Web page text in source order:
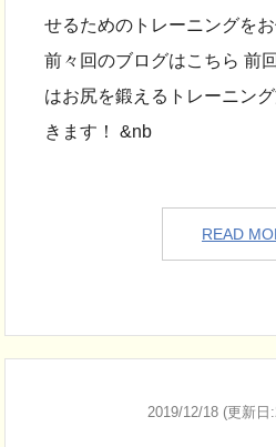
せるためのトレーニングを
前々回のブログはこちら 前
はお尻を鍛えるトレーニン
きます！ &nb
READ
2019/12/18 (更新日